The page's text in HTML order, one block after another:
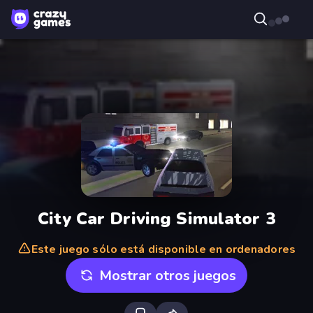
City Car Driving Simulator 3
Este juego sólo está disponible en ordenadores
Mostrar otros juegos